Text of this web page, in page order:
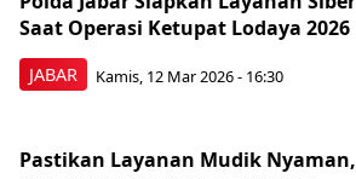
JABAR
Saat Operasi Ketupat Lodaya 2026
Kamis, 12 Mar 2026 - 16:30
Pastikan Layanan Mudik Nyaman,